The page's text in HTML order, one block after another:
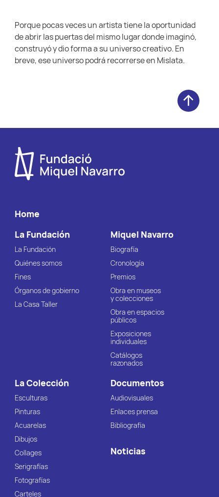
Porque pocas veces un artista tiene la oportunidad
de abrir las puertas del mismo lugar donde imaginó,
construyó y dio forma a su universo creativo. En
breve, ese universo podrá recorrerse en Mislata.
Home
La Fundación
La Fundación
Quiénes somos
Fines
Órganos de gobierno
La Casa Taller
Miquel Navarro
Biografía
Cronología
Premios
Obra en museos
y colecciones
Obra en espacios
públicos
Exposiciones
individuales
Catálogos
razonados
La Colección
Esculturas
Pinturas
Acuarelas
Dibujos
Collages
Serigrafías
Fotografías
Carteles
Documentos
Audiovisuales
Enlaces prensa
Bibliografía
Noticias